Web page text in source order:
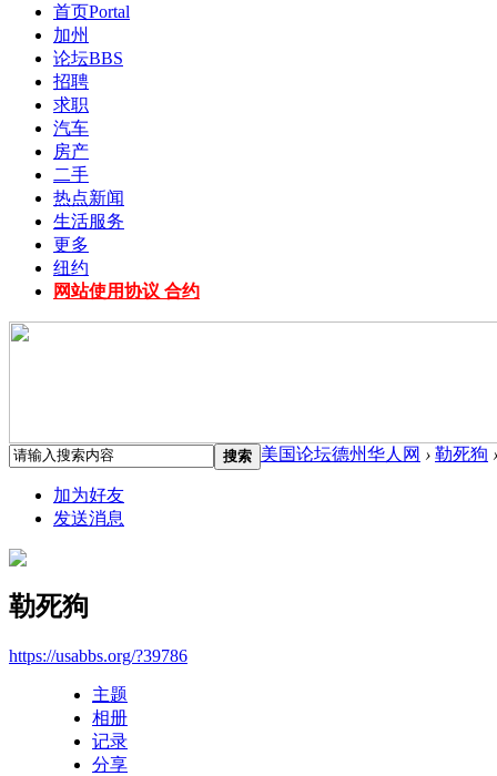
首页Portal
加州
论坛BBS
招聘
求职
汽车
房产
二手
热点新闻
生活服务
更多
纽约
网站使用协议 合约
搜索 美国论坛德州华人网 › 勒死狗 ›
加为好友
发送消息
勒死狗
https://usabbs.org/?39786
主题
相册
记录
分享